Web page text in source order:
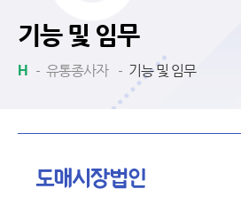
기능 및 임무
유통종사자 기능 및 임무
도매시장법인